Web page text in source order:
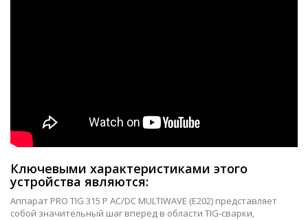
Ключевыми характеристиками этого
устройства являются:
Аппарат PRO TIG 315 P AC/DC MULTIWAVE (E202) представляет
собой значительный шаг вперед в области TIG-сварки,